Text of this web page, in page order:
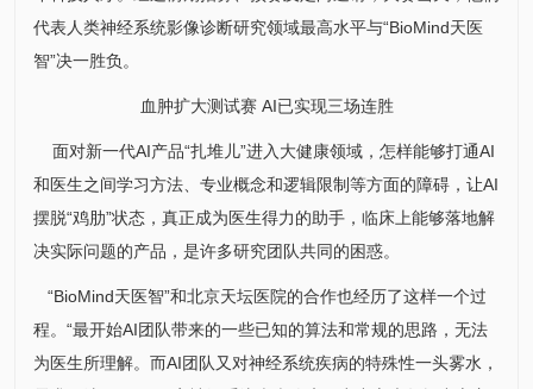
代表人类神经系统影像诊断研究领域最高水平与“BioMind天医
智”决一胜负。
血肿扩大测试赛 AI已实现三场连胜
面对新一代AI产品“扎堆儿”进入大健康领域，怎样能够打通AI
和医生之间学习方法、专业概念和逻辑限制等方面的障碍，让AI
摆脱“鸡肋”状态，真正成为医生得力的助手，临床上能够落地解
决实际问题的产品，是许多研究团队共同的困惑。
“BioMind天医智”和北京天坛医院的合作也经历了这样一个过
程。“最开始AI团队带来的一些已知的算法和常规的思路，无法
为医生所理解。而AI团队又对神经系统疾病的特殊性一头雾水，